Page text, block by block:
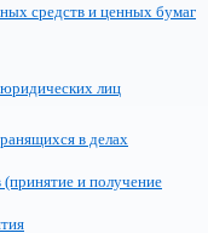
средств и ценных бумаг
лиц
в делах
и получение